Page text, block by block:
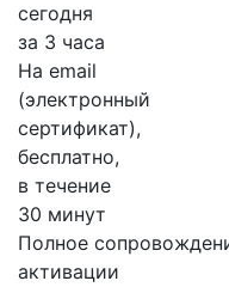
сегодня
за 3 часа
На email
(электронный
сертификат),
бесплатно,
в течение
30 минут
Полное
активации